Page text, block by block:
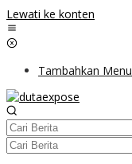
Lewati ke konten
Tambahkan Menu